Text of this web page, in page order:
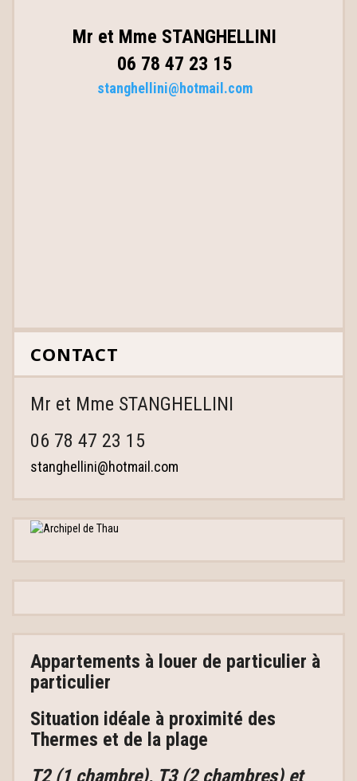
Mr et Mme STANGHELLINI
06 78 47 23 15
stanghellini@hotmail.com
CONTACT
Mr et Mme STANGHELLINI
06 78 47 23 15
stanghellini@hotmail.com
Appartements à louer de particulier à
particulier
Situation idéale à proximité des
Thermes et de la plage
T2 (1 chambre), T3 (2 chambres) et